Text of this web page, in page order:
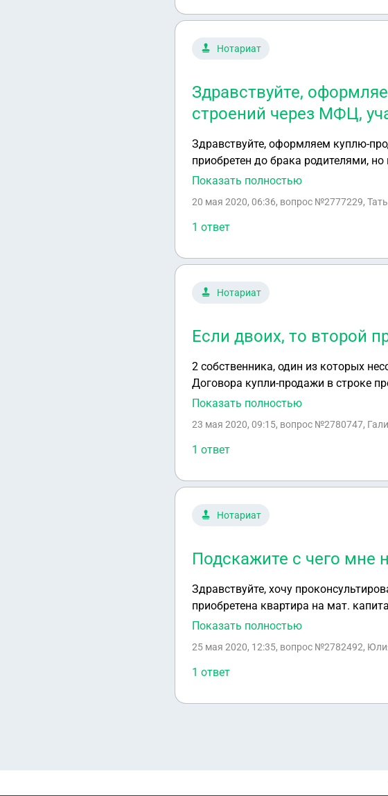
Нотариат
Здравствуйте,
строений через МФЦ,
Здравствуйте, оформляем куплю-
приобретен до брака родителями,
свидетельство о регистрации
Показать полностью
20 мая 2020, 06:36, вопрос №2777229,
1 ответ
Нотариат
Если двоих, то второй
2 собственника, один из которых
Договора купли-продажи в строке
двоих, то второй продавец-опекун?
Показать полностью
23 мая 2020, 09:15, вопрос №2780747,
1 ответ
Нотариат
Подскажите с чего мне
Здравствуйте, хочу
приобретена квартира на мат.
мне начать ,куда обратиться? Детям
Показать полностью
25 мая 2020, 12:35, вопрос №2782492,
1 ответ